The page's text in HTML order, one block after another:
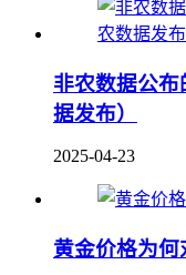
非农数据公
据发布）
2025-04-23
黄金价格为何